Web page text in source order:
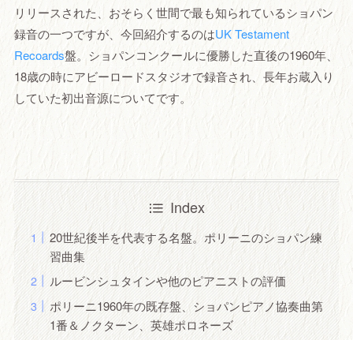
リリースされた、おそらく世間で最も知られているショパン
録音の一つですが、今回紹介するのはUK Testament
Recoards盤。ショパンコンクールに優勝した直後の1960年、
18歳の時にアビーロードスタジオで録音され、長年お蔵入り
していた初出音源についてです。
Index
20世紀後半を代表する名盤。ポリーニのショパン練
習曲集
ルービンシュタインや他のピアニストの評価
ポリーニ1960年の既存盤、ショパンピアノ協奏曲第
1番＆ノクターン、英雄ポロネーズ